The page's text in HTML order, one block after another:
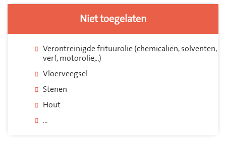
Niet toegelaten
Verontreinigde frituurolie (chemicaliën, solventen,
verf, motorolie,..)
Vloerveegsel
Stenen
Hout
...